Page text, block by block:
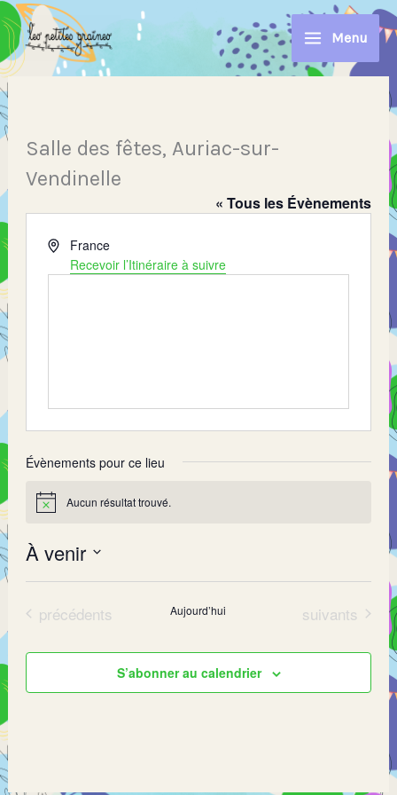
Aller
au
contenu
Menu
Salle des fêtes, Auriac-sur-
Vendinelle
« Tous les Évènements
Adresse
France
Recevoir l’Itinéraire à suivre
Évènements pour ce lieu
Notice Aucun résultat trouvé.
À venir
date.
Évènements
précédents Aujourd’hui Évènements
suivants
S’abonner au calendrier